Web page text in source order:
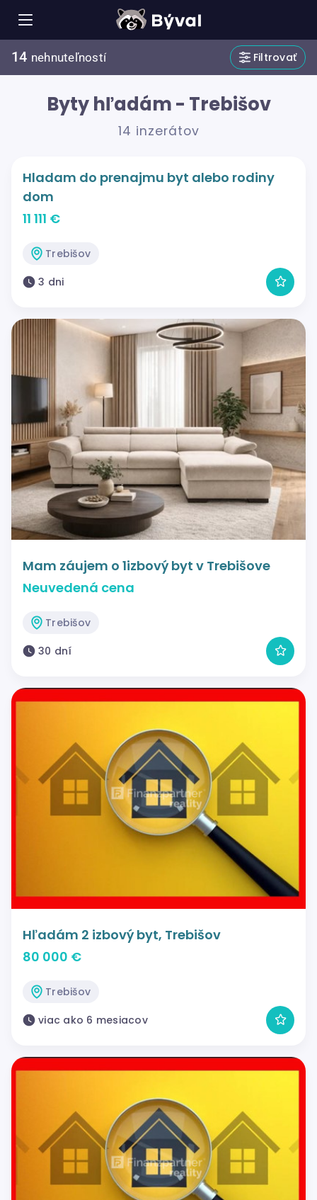
14 nehnuteľností Filtrovať
Byty hľadám - Trebišov
14 inzerátov
Hladam do prenajmu byt alebo rodiny
dom
11 111 €
Trebišov
3 dni
Mam záujem o 1izbový byt v Trebišove
Neuvedená cena
Trebišov
30 dní
Hľadám 2 izbový byt, Trebišov
80 000 €
Trebišov
viac ako 6 mesiacov